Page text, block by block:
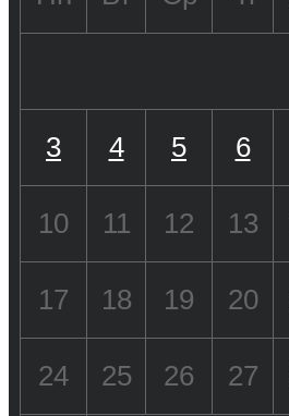
3 4 5 6
10 11 12 13
17 18 19 20
24 25 26 27